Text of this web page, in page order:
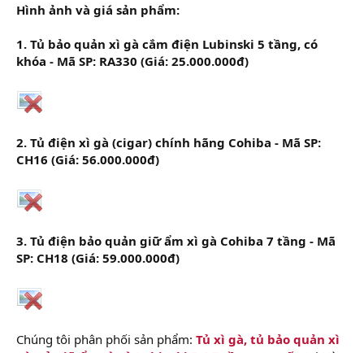
Hình ảnh và giá sản phẩm:
1. Tủ bảo quản xì gà cắm điện Lubinski 5 tầng, có
khóa - Mã SP: RA330 (Giá: 25.000.000đ)
2. Tủ điện xì gà (cigar) chính hãng Cohiba - Mã SP:
CH16 (Giá: 56.000.000đ)
3. Tủ điện bảo quản giữ ẩm xì gà Cohiba 7 tầng - Mã
SP: CH18 (Giá: 59.000.000đ)
Chúng tôi phân phối sản phẩm: Tủ xì gà, tủ bảo quản xì